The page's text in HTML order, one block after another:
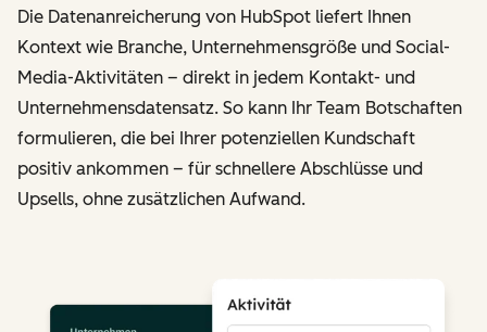
Die Datenanreicherung von HubSpot liefert Ihnen
Kontext wie Branche, Unternehmensgröße und Social-
Media-Aktivitäten – direkt in jedem Kontakt- und
Unternehmensdatensatz. So kann Ihr Team Botschaften
formulieren, die bei Ihrer potenziellen Kundschaft
positiv ankommen – für schnellere Abschlüsse und
Upsells, ohne zusätzlichen Aufwand.